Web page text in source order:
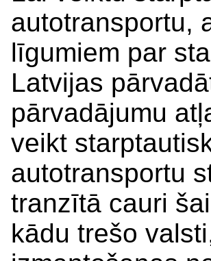
autotransportu,
līgumiem par
Latvijas
pārvadājumu
veikt
autotransportu
tranzītā cauri
kādu trešo